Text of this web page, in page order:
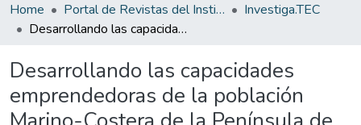
Home Portal de Revistas del Instituto Tecnológico de Costa Rica
Investiga.TEC
Desarrollando las capacidades emprendedoras de la población Marino-Costera de la Península de Osa. Un caso de emnprendimiento social universitario
Desarrollando las capacidades
emprendedoras de la población